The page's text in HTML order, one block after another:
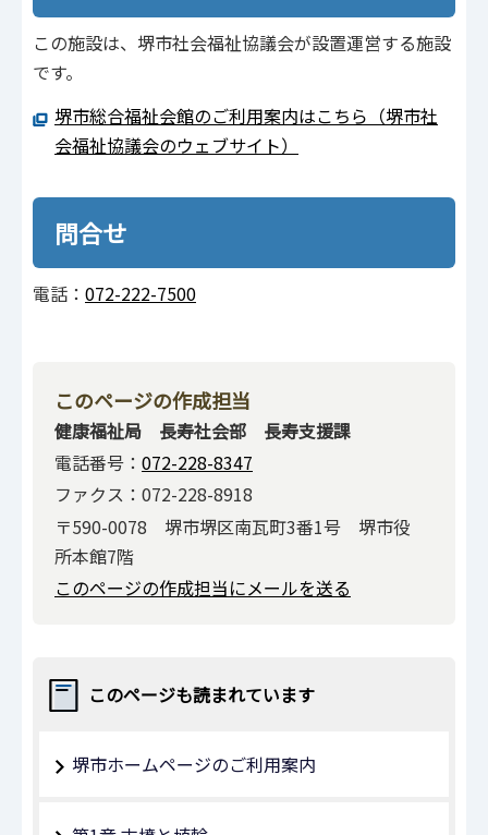
この施設は、堺市社会福祉協議会が設置運営する施設
です。
堺市総合福祉会館のご利用案内はこちら（堺市社
会福祉協議会のウェブサイト）
問合せ
電話： 072-222-7500
このページの作成担当
健康福祉局 長寿社会部 長寿支援課
電話番号： 072-228-8347
ファクス：072-228-8918
〒590-0078 堺市堺区南瓦町3番1号 堺市役
所本館7階
このページの作成担当にメールを送る
このページも読まれています
堺市ホームページのご利用案内